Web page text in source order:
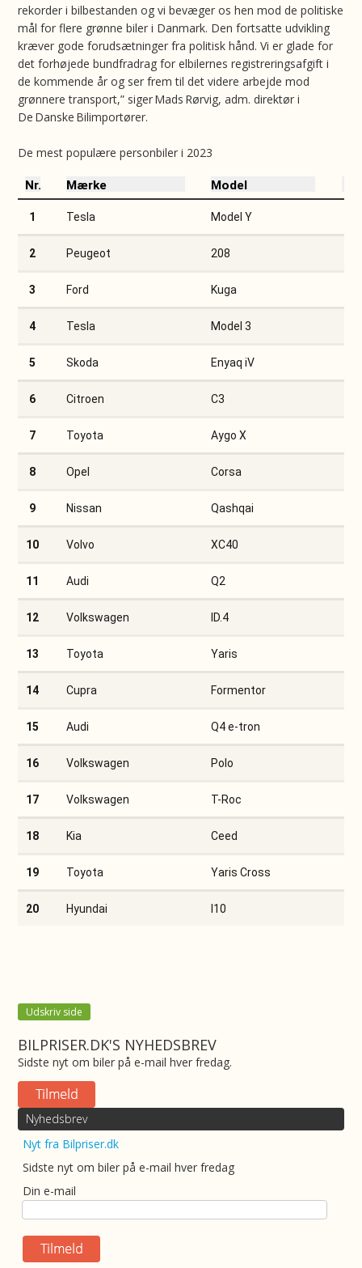
rekorder i bilbestanden og vi bevæger os hen mod de politiske
mål for flere grønne biler i Danmark. Den fortsatte udvikling
kræver gode forudsætninger fra politisk hånd. Vi er glade for
det forhøjede bundfradrag for elbilernes registreringsafgift i
de kommende år og ser frem til det videre arbejde mod
grønnere transport,” siger Mads Rørvig, adm. direktør i
De Danske Bilimportører.
De mest populære personbiler i 2023
Nr. Mærke Model
1 Tesla Model Y
2 Peugeot 208
3 Ford Kuga
4 Tesla Model 3
5 Skoda Enyaq iV
6 Citroen C3
7 Toyota Aygo X
8 Opel Corsa
9 Nissan Qashqai
10 Volvo XC40
11 Audi Q2
12 Volkswagen ID.4
13 Toyota Yaris
14 Cupra Formentor
15 Audi Q4 e-tron
16 Volkswagen Polo
17 Volkswagen T-Roc
18 Kia Ceed
19 Toyota Yaris Cross
20 Hyundai I10
Udskriv side
BILPRISER.DK'S NYHEDSBREV
Sidste nyt om biler på e-mail hver fredag.
Nyhedsbrev
Nyt fra Bilpriser.dk
Sidste nyt om biler på e-mail hver fredag
Din e-mail